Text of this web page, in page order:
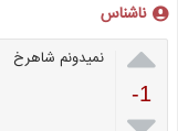
ناشناس

-1
نمیدونم شاهرخ